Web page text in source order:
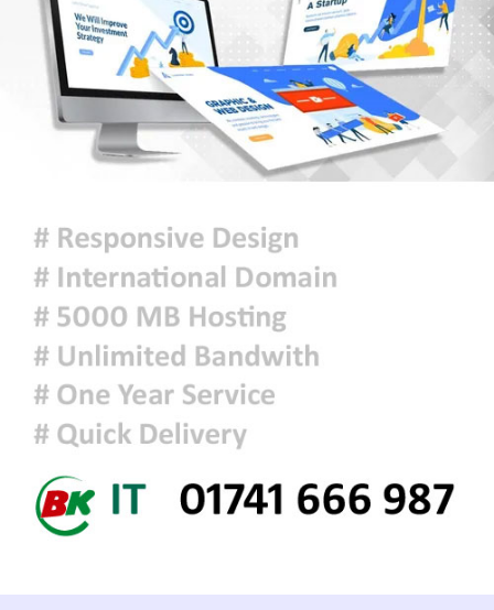
হরমুজ সংকট: বিশ্ববাজারে আরও বাড়ল
তেলের দাম
মুক্তিযুদ্ধ কোনো রাজনৈতিক দলের যুদ্ধ
ছিল না : ভারপ্রাপ্ত রাষ্ট্রপতি
ঢাকায় হালকা বৃষ্টি হতে পারে, দেশের
কোথাও কোথাও মাঝারি থেকে ভারী
বর্ষণের সম্ভাবনা
প্রধানমন্ত্রীকে বরণে প্রস্তুত চট্টগ্রাম,
নেতাকর্মীরা উজ্জীবিত